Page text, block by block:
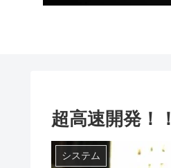
超高速開発！！
システム